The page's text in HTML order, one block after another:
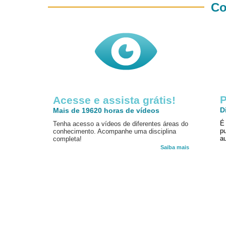
Acesse e assista grátis!
Mais de 19620 horas de vídeos
Tenha acesso a vídeos de diferentes áreas do
conhecimento. Acompanhe uma disciplina
completa!
Saiba mais